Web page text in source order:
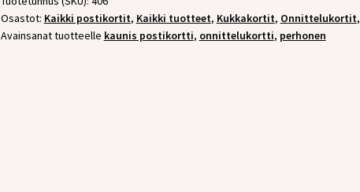
Osastot: Kaikki postikortit, Kaikki tuotteet, Kukkakortit, Onnittelukortit,
Avainsanat tuotteelle kaunis postikortti, onnittelukortti, perhonen